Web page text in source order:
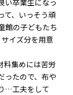
い卒業生になっ
て、いっそう頑
館の子どもたち
イズ分を用意
料集めには苦労
ったので、布や
…工夫をして